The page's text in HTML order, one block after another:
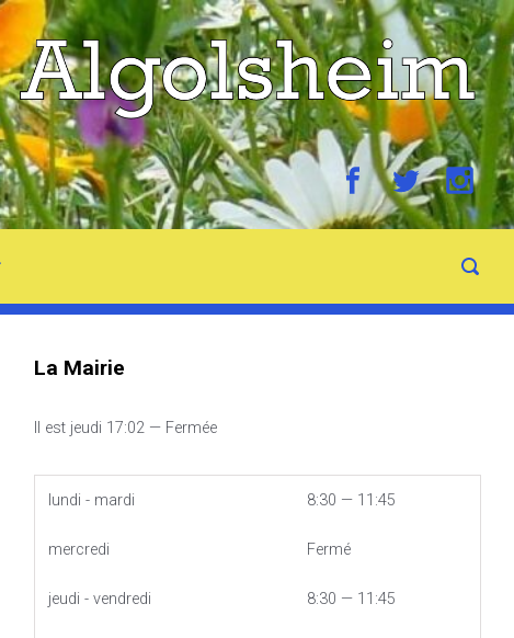
La Mairie
Il est jeudi 17:02 — Fermée
lundi - mardi 8:30 — 11:45
mercredi Fermé
jeudi - vendredi 8:30 — 11:45